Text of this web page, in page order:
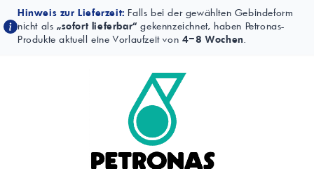
Hinweis zur Lieferzeit: Falls bei der gewählten Gebindeform
nicht als „sofort lieferbar“ gekennzeichnet, haben Petronas-
Produkte aktuell eine Vorlaufzeit von 4–8 Wochen.